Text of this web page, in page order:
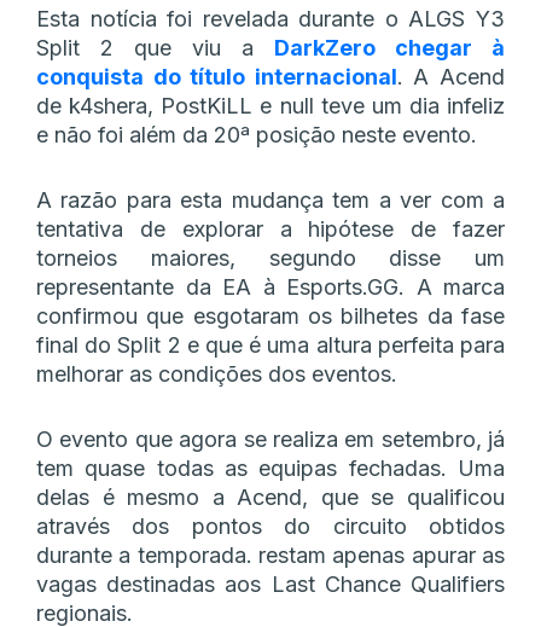
Esta notícia foi revelada durante o ALGS Y3
Split 2 que viu a DarkZero chegar à
conquista do título internacional. A Acend
de k4shera, PostKiLL e null teve um dia infeliz
e não foi além da 20ª posição neste evento.
A razão para esta mudança tem a ver com a
tentativa de explorar a hipótese de fazer
torneios maiores, segundo disse um
representante da EA à Esports.GG. A marca
confirmou que esgotaram os bilhetes da fase
final do Split 2 e que é uma altura perfeita para
melhorar as condições dos eventos.
O evento que agora se realiza em setembro, já
tem quase todas as equipas fechadas. Uma
delas é mesmo a Acend, que se qualificou
através dos pontos do circuito obtidos
durante a temporada. restam apenas apurar as
vagas destinadas aos Last Chance Qualifiers
regionais.